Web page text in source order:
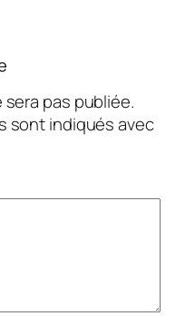
pas publiée.
sont indiqués avec